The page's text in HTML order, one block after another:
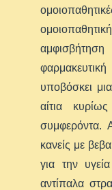
φαρμακευτική
υποβόσκει
αίτια
συμφερόντα.
κανείς με
για την
αντίπαλα